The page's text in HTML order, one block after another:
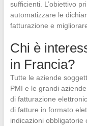
sufficienti. L’obiettivo
automatizzare le
fatturazione e
Chi è
in Francia?
Tutte le aziende
PMI e le grandi
di fatturazione
di fatture in formato
indicazioni obbligatorie